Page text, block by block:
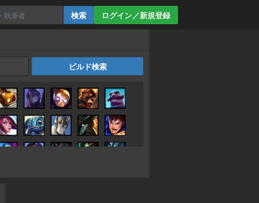
ログイン／新規登録